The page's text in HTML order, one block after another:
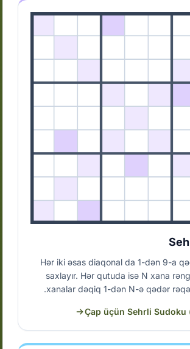
Hər iki əsas diaqonal da 1-dən 9-a
saxlayır. Hər qutuda isə N xana
xanalar dəqiq 1-dən N-ə qədər
Çap üçün Sehrli Sudoku